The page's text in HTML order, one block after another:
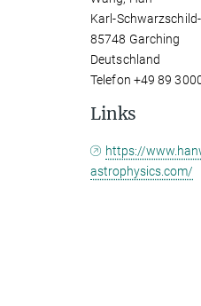
Karl-
85748 Garching
Deutschland
Telefon +49 89
Links
https://
astrophysics.com/